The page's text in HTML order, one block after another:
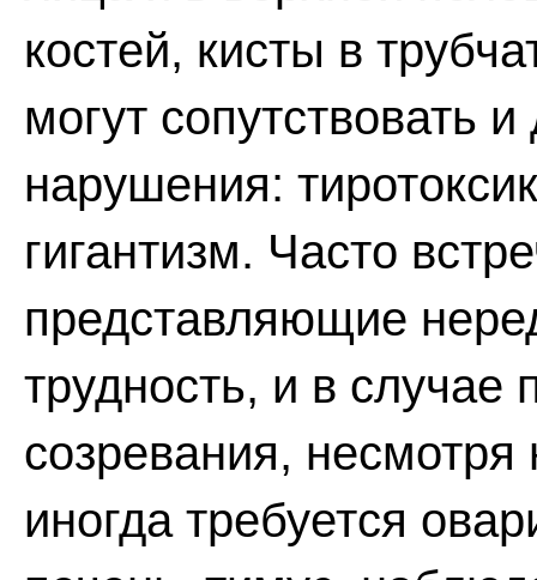
костей, кисты в
могут сопутствовать
нарушения:
гигантизм. Часто
представляющие
трудность, и в случае
созревания,
иногда требуется